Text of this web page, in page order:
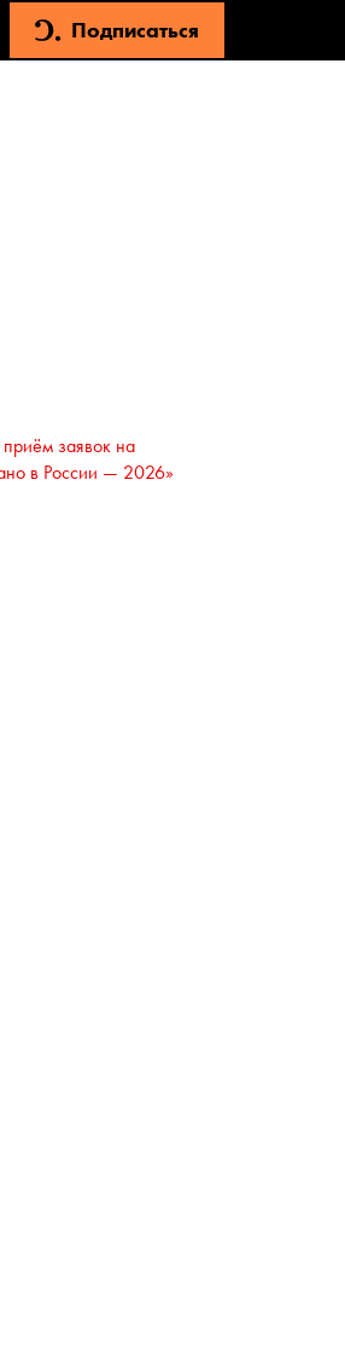
Подписаться
заявок на
в России — 2026»